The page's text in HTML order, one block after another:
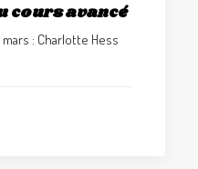
cours avancé
: Charlotte Hess